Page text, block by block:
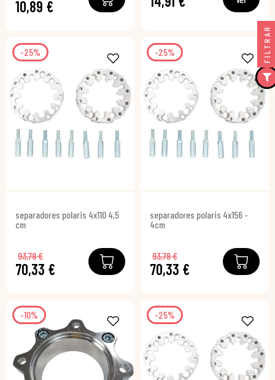
10,89 €
-25%
separadores polaris 4x110 4,5
cm
70,33 €
93,78 €
-25%
separadores polaris 4x156 -
4cm
70,33 €
93,78 €
-10% -25%
FILTRAR